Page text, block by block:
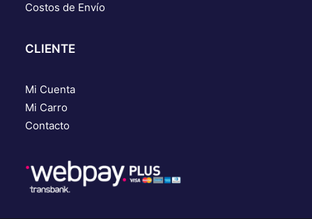
Costos de Envío
CLIENTE
Mi Cuenta
Mi Carro
Contacto